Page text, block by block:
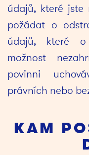
údajů, které jste
požádat o
údajů, které o
možnost
povinni
právních nebo
KAM